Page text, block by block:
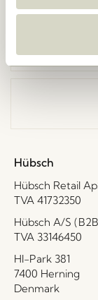
Hübsch
Hübsch Retail
TVA 41732350
Hübsch A/S
TVA 33146450
HI-Park 381
7400 Herning
Denmark